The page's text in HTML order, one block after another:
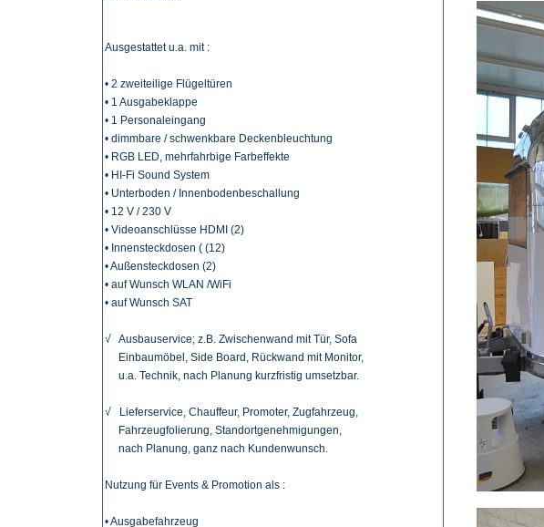
Ausgestattet u.a. mit :
• 2 zweiteilige Flügeltüren
• 1 Ausgabeklappe
• 1 Personaleingang
• dimmbare / schwenkbare Deckenbleuchtung
• RGB LED, mehrfahrbige Farbeffekte
• HI-Fi Sound System
• Unterboden / Innenbodenbeschallung
• 12 V / 230 V
• Videoanschlüsse HDMI (2)
• Innensteckdosen ( (12)
• Außensteckdosen (2)
• auf Wunsch WLAN /WiFi
• auf Wunsch SAT
√ Ausbauservice; z.B. Zwischenwand mit Tür, Sofa
Einbaumöbel, Side Board, Rückwand mit Monitor,
u.a. Technik, nach Planung kurzfristig umsetzbar.
√ Lieferservice, Chauffeur, Promoter, Zugfahrzeug,
Fahrzeugfolierung, Standortgenehmigungen,
nach Planung, ganz nach Kundenwunsch.
Nutzung für Events & Promotion als :
• Ausgabefahrzeug